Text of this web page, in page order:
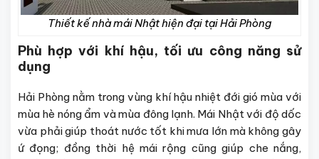
Thiết kế nhà mái Nhật hiện đại tại Hải Phòng
Phù hợp với khí hậu, tối ưu công năng sử
dụng
Hải Phòng nằm trong vùng khí hậu nhiệt đới gió mùa với
mùa hè nóng ẩm và mùa đông lạnh. Mái Nhật với độ dốc
vừa phải giúp thoát nước tốt khi mưa lớn mà không gây
ứ đọng; đồng thời hệ mái rộng cũng giúp che nắng,